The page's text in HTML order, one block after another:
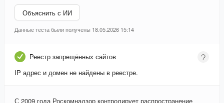
Объяснить с ИИ
Данные теста были получены 18.05.2026 15:14
Реестр запрещённых сайтов
IP адрес и домен не найдены в реестре.
С 2009 года Роскомнадзор контролирует распространение